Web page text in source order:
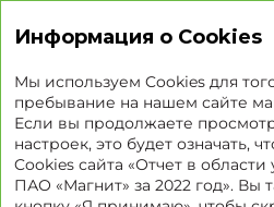
Кредитные
После решения Европейского
Информация о Cookies
Мы используем Cookies для
пребывание на нашем сайте
Если вы продолжаете
настроек, это будет означать,
Cookies сайта «Отчет в
ПАО «Магнит» за 2022 год». Вы